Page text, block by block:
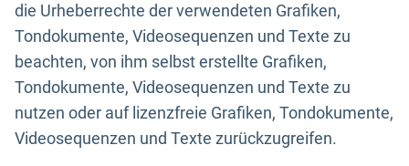
die Urheberrechte der verwendeten Grafiken,
Tondokumente, Videosequenzen und Texte zu
beachten, von ihm selbst erstellte Grafiken,
Tondokumente, Videosequenzen und Texte zu
nutzen oder auf lizenzfreie Grafiken, Tondokumente,
Videosequenzen und Texte zurückzugreifen.